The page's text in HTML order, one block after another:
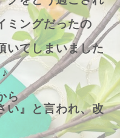
ミングだったの
いてしまいました
ら
い』と言われ、改